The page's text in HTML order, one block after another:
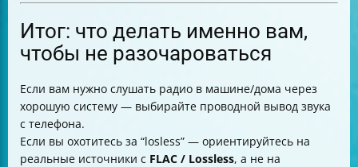
Итог: что делать именно вам,
чтобы не разочароваться
Если вам нужно слушать радио в машине/дома через
хорошую систему — выбирайте проводной вывод звука
с телефона.
Если вы охотитесь за “losless” — ориентируйтесь на
реальные источники с FLAC / Lossless, а не на